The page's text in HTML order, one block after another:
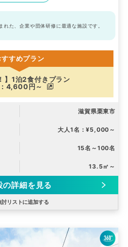
れた、企業や団体研修に最適な施設です。
すすめプラン
】1泊2食付きプラン
4,600円～
滋賀県栗東市
大人1名：¥5,000～
15名～100名
13.5㎡～
の詳細を見る
討リストに追加する